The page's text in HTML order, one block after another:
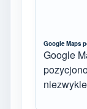
Google Maps
Google